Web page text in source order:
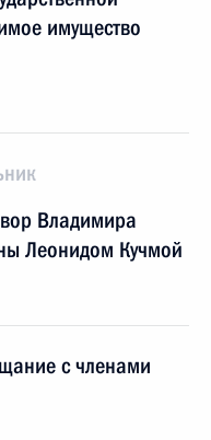
имущество
Владимира
Леонидом Кучмой
с членами